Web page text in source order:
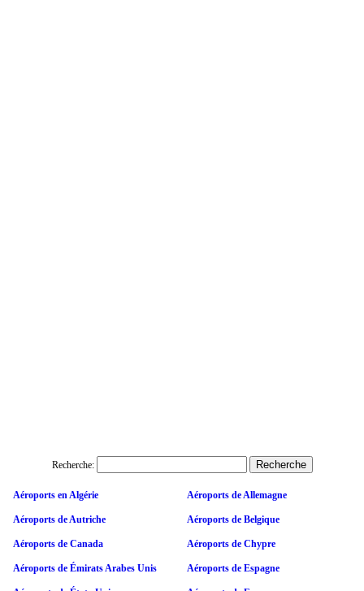
Recherche:
Aéroports en Algérie Aéroports de Allemagne
Aéroports de Autriche Aéroports de Belgique
Aéroports de Canada Aéroports de Chypre
Aéroports de Émirats Arabes Unis Aéroports de Espagne